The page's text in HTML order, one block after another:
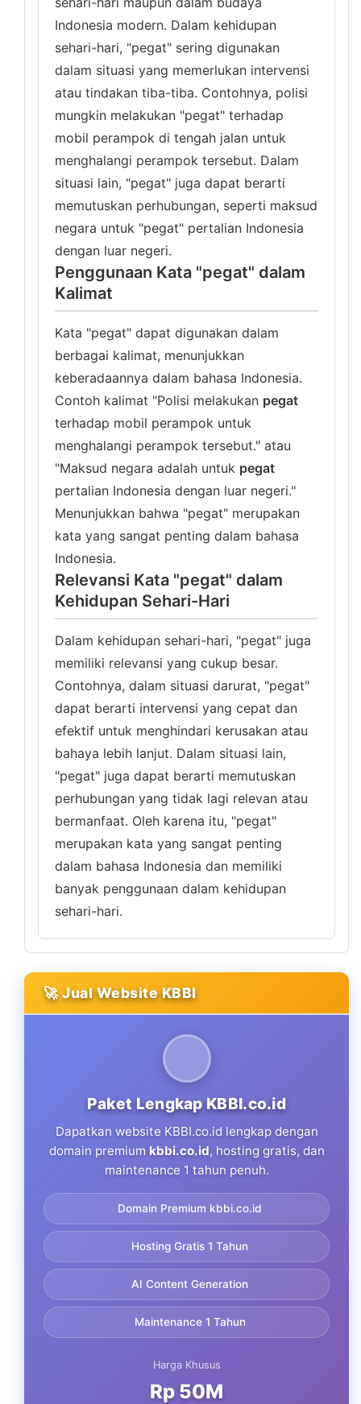
Indonesia modern. Dalam kehidupan
sehari-hari, "pegat" sering digunakan
dalam situasi yang memerlukan intervensi
atau tindakan tiba-tiba. Contohnya, polisi
mungkin melakukan "pegat" terhadap
mobil perampok di tengah jalan untuk
menghalangi perampok tersebut. Dalam
situasi lain, "pegat" juga dapat berarti
memutuskan perhubungan, seperti maksud
negara untuk "pegat" pertalian Indonesia
dengan luar negeri.
Penggunaan Kata "pegat" dalam
Kalimat
Kata "pegat" dapat digunakan dalam
berbagai kalimat, menunjukkan
keberadaannya dalam bahasa Indonesia.
Contoh kalimat "Polisi melakukan pegat
terhadap mobil perampok untuk
menghalangi perampok tersebut." atau
"Maksud negara adalah untuk pegat
pertalian Indonesia dengan luar negeri."
Menunjukkan bahwa "pegat" merupakan
kata yang sangat penting dalam bahasa
Indonesia.
Relevansi Kata "pegat" dalam
Kehidupan Sehari-Hari
Dalam kehidupan sehari-hari, "pegat" juga
memiliki relevansi yang cukup besar.
Contohnya, dalam situasi darurat, "pegat"
dapat berarti intervensi yang cepat dan
efektif untuk menghindari kerusakan atau
bahaya lebih lanjut. Dalam situasi lain,
"pegat" juga dapat berarti memutuskan
perhubungan yang tidak lagi relevan atau
bermanfaat. Oleh karena itu, "pegat"
merupakan kata yang sangat penting
dalam bahasa Indonesia dan memiliki
banyak penggunaan dalam kehidupan
sehari-hari.
🚀 Jual Website KBBI
Paket Lengkap KBBI.co.id
Dapatkan website KBBI.co.id lengkap dengan
domain premium kbbi.co.id, hosting gratis, dan
maintenance 1 tahun penuh.
Domain Premium kbbi.co.id
Hosting Gratis 1 Tahun
AI Content Generation
Maintenance 1 Tahun
Harga Khusus
Rp 50M